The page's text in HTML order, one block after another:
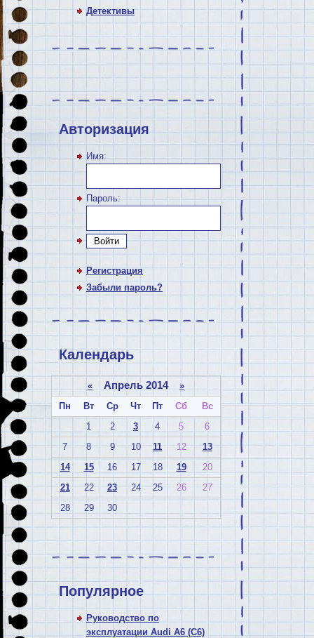
Детективы
Авторизация
Имя:
Пароль:
Войти
Регистрация
Забыли пароль?
Календарь
« Апрель 2014 »
Пн
Вт Ср Чт Пт Сб
Вс
1
2 3 4 5
6
7
8 9 10 11 12
13
14
15 16 17 18 19
20
21
22 23 24 25 26
27
28
29 30
Популярное
Руководство по
эксплуатации Audi A6 (C6)